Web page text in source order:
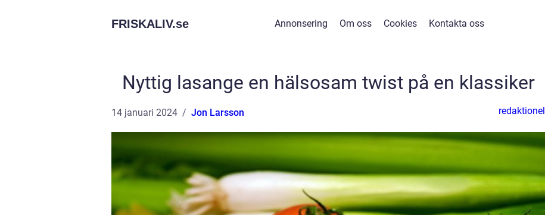
FRISKALIV.se Annonsering Om oss Cookies Kontakta oss
Nyttig lasange en hälsosam twist på en klassiker
14 januari 2024 Jon Larsson redaktionel